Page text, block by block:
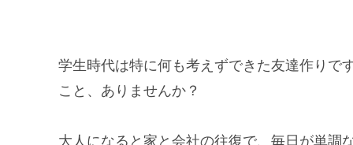
学生時代は特に何も考えずできた友達作りで
こと、ありませんか？
大人になると家と会社の往復で、毎日が単調